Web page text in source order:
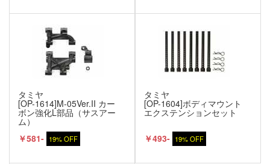
タミヤ
[OP-1614]M-05Ver.II カー
ボン強化L部品（サスアー
ム）
￥581- 19% OFF
タミヤ
[OP-1604]ボディマウント
エクステンションセット
￥493- 19% OFF